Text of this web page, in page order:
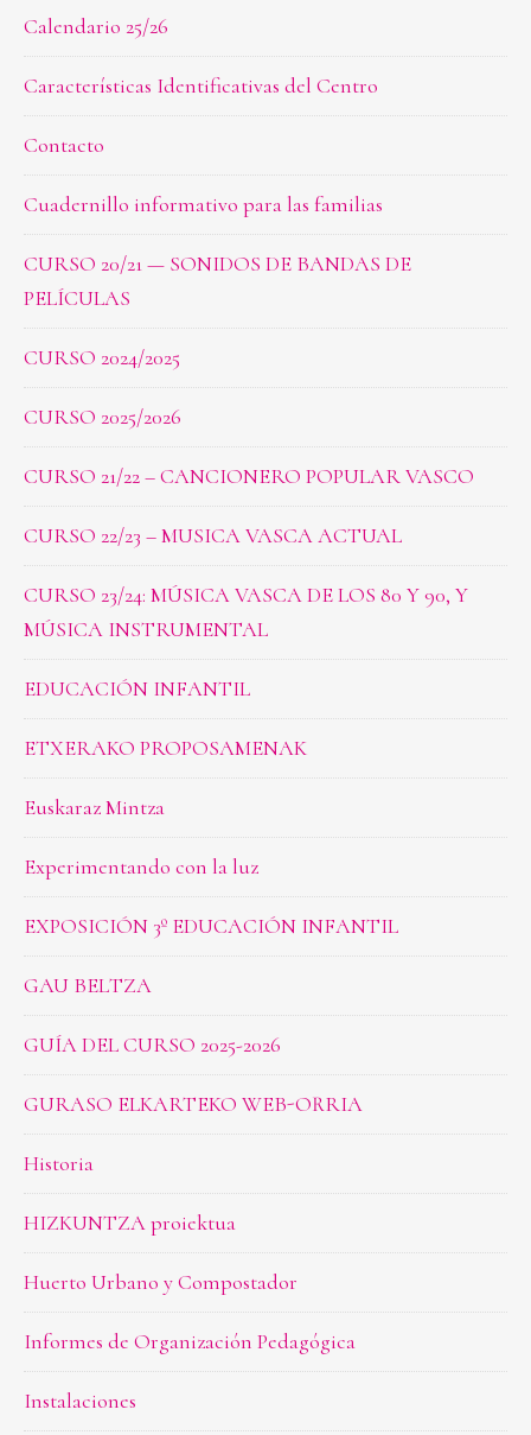
Calendario 25/26
Características Identificativas del Centro
Contacto
Cuadernillo informativo para las familias
CURSO 20/21 — SONIDOS DE BANDAS DE
PELÍCULAS
CURSO 2024/2025
CURSO 2025/2026
CURSO 21/22 – CANCIONERO POPULAR VASCO
CURSO 22/23 – MUSICA VASCA ACTUAL
CURSO 23/24: MÚSICA VASCA DE LOS 80 Y 90, Y
MÚSICA INSTRUMENTAL
EDUCACIÓN INFANTIL
ETXERAKO PROPOSAMENAK
Euskaraz Mintza
Experimentando con la luz
EXPOSICIÓN 3º EDUCACIÓN INFANTIL
GAU BELTZA
GUÍA DEL CURSO 2025-2026
GURASO ELKARTEKO WEB-ORRIA
Historia
HIZKUNTZA proiektua
Huerto Urbano y Compostador
Informes de Organización Pedagógica
Instalaciones